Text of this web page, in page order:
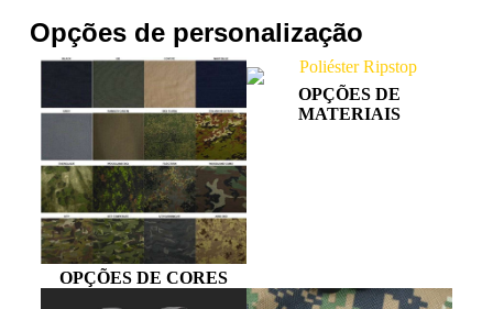
Opções de personalização
OPÇÕES DE CORES
OPÇÕES DE
MATERIAIS